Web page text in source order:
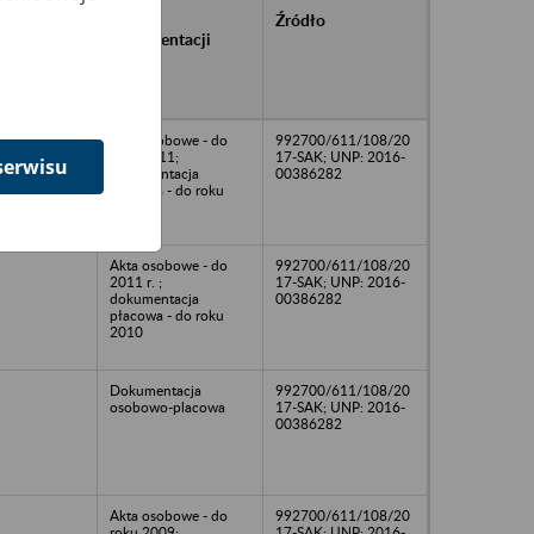
dokumentacji
Źródło
Akta osobowe - do
roku 2011;
dokumentacja
płacowa - do roku
992700/611/108/20
17-SAK; UNP: 2016-
00386282
Akta osobowe - do
2011 r. ;
dokumentacja
płacowa - do roku
2010
992700/611/108/20
17-SAK; UNP: 2016-
00386282
Dokumentacja
osobowo-placowa
992700/611/108/20
17-SAK; UNP: 2016-
00386282
Akta osobowe - do
992700/611/108/20